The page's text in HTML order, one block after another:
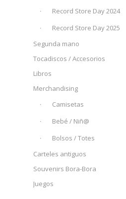
Record Store Day 2024
Record Store Day 2025
Segunda mano
Tocadiscos / Accesorios
Libros
Merchandising
Camisetas
Bebé / Niñ@
Bolsos / Totes
Carteles antiguos
Souvenirs Bora-Bora
Juegos